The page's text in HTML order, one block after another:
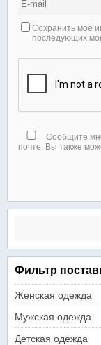
Сохранить моё
последующих
Сообщите
почте. Вы также
Фильтр
Женская одежда
Мужская одежда
Детская одежда